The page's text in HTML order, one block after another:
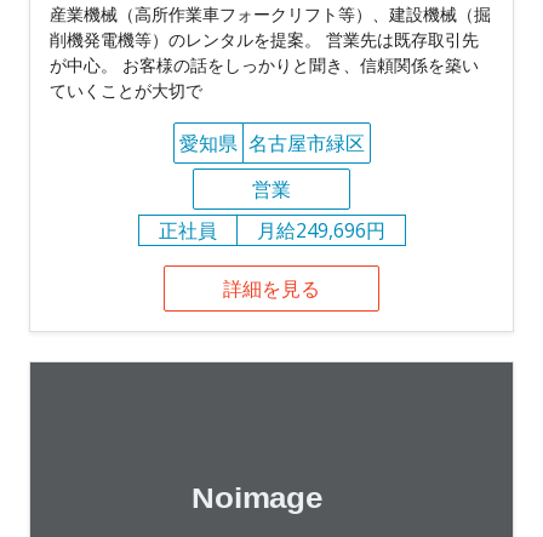
産業機械（高所作業車フォークリフト等）、建設機械（掘
削機発電機等）のレンタルを提案。 営業先は既存取引先
が中心。 お客様の話をしっかりと聞き、信頼関係を築い
ていくことが大切で
愛知県 名古屋市緑区
営業
正社員
月給249,696円
詳細を見る